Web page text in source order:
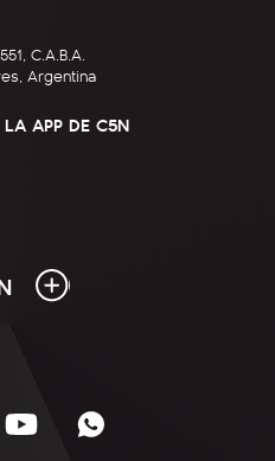
C.A.B.A.
Argentina
LA APP DE C5N